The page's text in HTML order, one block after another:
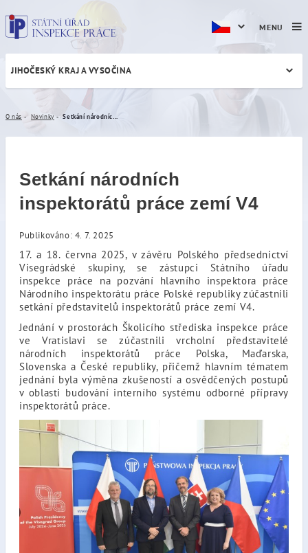
Setkání národních
JIHOČESKÝ KRAJ A VYSOČINA
O nás Novinky
Setkání národních
inspektorátů práce zemí V4
Publikováno: 4. 7. 2025
17. a 18. června 2025, v závěru Polského předsednictví
Visegrádské skupiny, se zástupci Státního úřadu
inspekce práce na pozvání hlavního inspektora práce
Národního inspektorátu práce Polské republiky zúčastnili
setkání představitelů inspektorátů práce zemí V4.
Jednání v prostorách Školicího střediska inspekce práce
ve Vratislavi se zúčastnili vrcholní představitelé
národních inspektorátů práce Polska, Maďarska,
Slovenska a České republiky, přičemž hlavním tématem
jednání byla výměna zkušeností a osvědčených postupů
v oblasti budování interního systému odborné přípravy
inspektorátů práce.
MENU